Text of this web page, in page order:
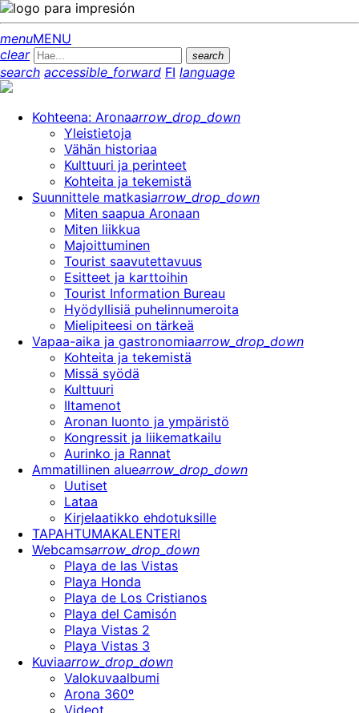
menuMENU
clear
search
search accessible_forward FI language
Kohteena: Aronaarrow_drop_down
Yleistietoja
Vähän historiaa
Kulttuuri ja perinteet
Kohteita ja tekemistä
Suunnittele matkasiarrow_drop_down
Miten saapua Aronaan
Miten liikkua
Majoittuminen
Tourist saavutettavuus
Esitteet ja karttoihin
Tourist Information Bureau
Hyödyllisiä puhelinnumeroita
Mielipiteesi on tärkeä
Vapaa-aika ja gastronomiaarrow_drop_down
Kohteita ja tekemistä
Missä syödä
Kulttuuri
Iltamenot
Aronan luonto ja ympäristö
Kongressit ja liikematkailu
Aurinko ja Rannat
Ammatillinen aluearrow_drop_down
Uutiset
Lataa
Kirjelaatikko ehdotuksille
TAPAHTUMAKALENTERI
Webcamsarrow_drop_down
Playa de las Vistas
Playa Honda
Playa de Los Cristianos
Playa del Camisón
Playa Vistas 2
Playa Vistas 3
Kuviaarrow_drop_down
Valokuvaalbumi
Arona 360º
Videot